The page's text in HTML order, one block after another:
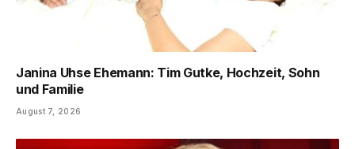
Janina Uhse Ehemann: Tim Gutke, Hochzeit, Sohn
und Familie
August 7, 2026